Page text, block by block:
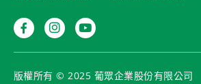
版權所有 © 2025 葡眾企業股份有限公司